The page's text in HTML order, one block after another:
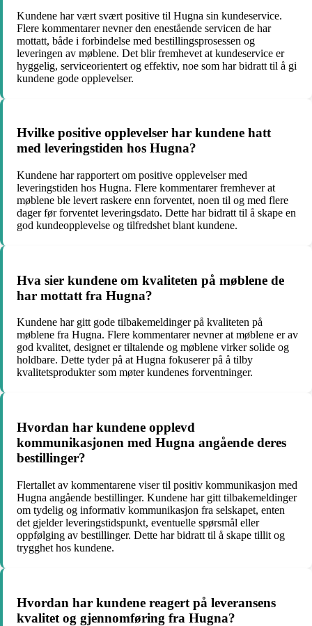
Kundene har vært svært positive til Hugna sin kundeservice.
Flere kommentarer nevner den enestående servicen de har
mottatt, både i forbindelse med bestillingsprosessen og
leveringen av møblene. Det blir fremhevet at kundeservice er
hyggelig, serviceorientert og effektiv, noe som har bidratt til å gi
kundene gode opplevelser.
Hvilke positive opplevelser har kundene hatt
med leveringstiden hos Hugna?
Kundene har rapportert om positive opplevelser med
leveringstiden hos Hugna. Flere kommentarer fremhever at
møblene ble levert raskere enn forventet, noen til og med flere
dager før forventet leveringsdato. Dette har bidratt til å skape en
god kundeopplevelse og tilfredshet blant kundene.
Hva sier kundene om kvaliteten på møblene de
har mottatt fra Hugna?
Kundene har gitt gode tilbakemeldinger på kvaliteten på
møblene fra Hugna. Flere kommentarer nevner at møblene er av
god kvalitet, designet er tiltalende og møblene virker solide og
holdbare. Dette tyder på at Hugna fokuserer på å tilby
kvalitetsprodukter som møter kundenes forventninger.
Hvordan har kundene opplevd
kommunikasjonen med Hugna angående deres
bestillinger?
Flertallet av kommentarene viser til positiv kommunikasjon med
Hugna angående bestillinger. Kundene har gitt tilbakemeldinger
om tydelig og informativ kommunikasjon fra selskapet, enten
det gjelder leveringstidspunkt, eventuelle spørsmål eller
oppfølging av bestillinger. Dette har bidratt til å skape tillit og
trygghet hos kundene.
Hvordan har kundene reagert på leveransens
kvalitet og gjennomføring fra Hugna?